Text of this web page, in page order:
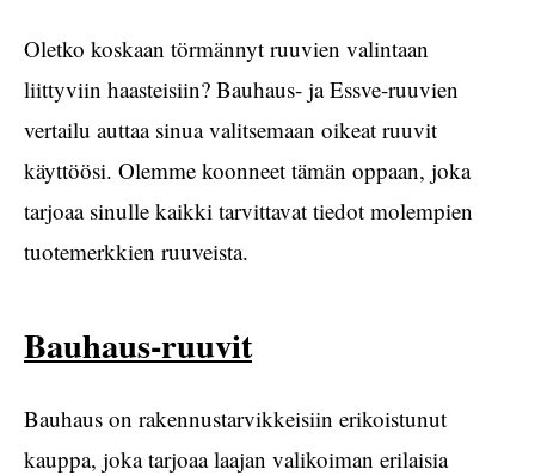
Oletko koskaan törmännyt ruuvien valintaan
liittyviin haasteisiin? Bauhaus- ja Essve-ruuvien
vertailu auttaa sinua valitsemaan oikeat ruuvit
käyttöösi. Olemme koonneet tämän oppaan, joka
tarjoaa sinulle kaikki tarvittavat tiedot molempien
tuotemerkkien ruuveista.
Bauhaus-ruuvit
Bauhaus on rakennustarvikkeisiin erikoistunut
kauppa, joka tarjoaa laajan valikoiman erilaisia